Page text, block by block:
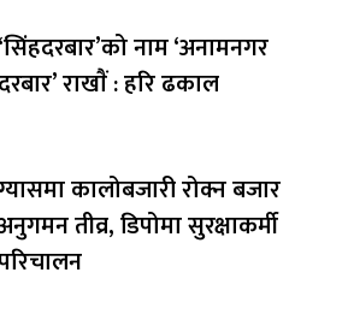
‘सिंहदरबार’को नाम ‘अनामनगर
राखाैं : हरि ढकाल
कालोबजारी रोक्न बजार
तीव्र, डिपोमा सुरक्षाकर्मी